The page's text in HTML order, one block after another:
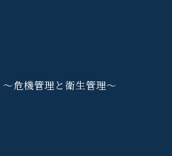
〜危機管理と衛生管理〜